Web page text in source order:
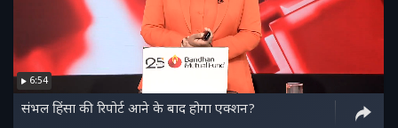
6:54
संभल हिंसा की रिपोर्ट आने के बाद होगा एक्शन?